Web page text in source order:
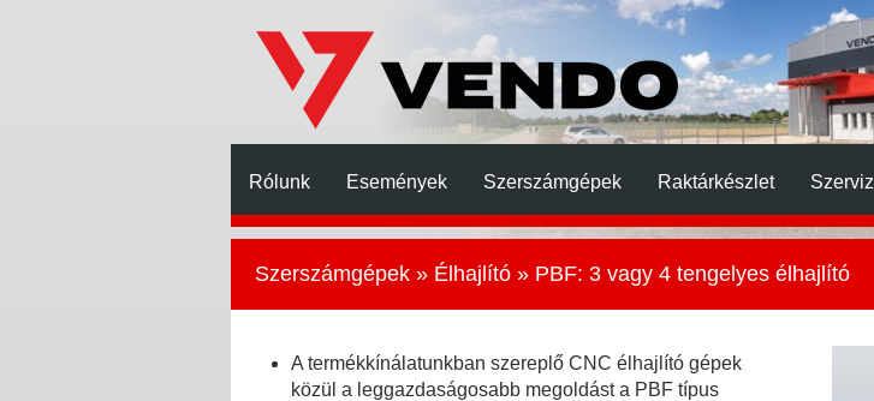
Rólunk Események Szerszámgépek Raktárkészlet Szerviz
Szerszámgépek » Élhajlító » PBF: 3 vagy 4 tengelyes élhajlító
A termékkínálatunkban szereplő CNC élhajlító gépek
közül a leggazdaságosabb megoldást a PBF típus